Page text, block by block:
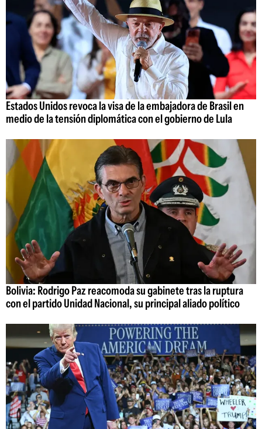
Estados Unidos revoca la visa de la embajadora de Brasil en
medio de la tensión diplomática con el gobierno de Lula
Bolivia: Rodrigo Paz reacomoda su gabinete tras la ruptura
con el partido Unidad Nacional, su principal aliado político